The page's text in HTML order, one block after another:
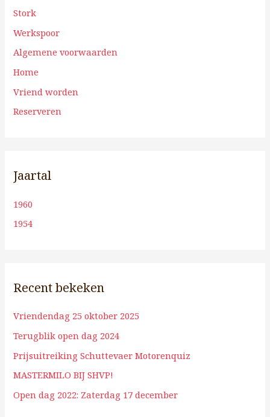
Stork
Werkspoor
Algemene voorwaarden
Home
Vriend worden
Reserveren
Jaartal
1960
1954
Recent bekeken
Vriendendag 25 oktober 2025
Terugblik open dag 2024
Prijsuitreiking Schuttevaer Motorenquiz
MASTERMILO BIJ SHVP!
Open dag 2022: Zaterdag 17 december